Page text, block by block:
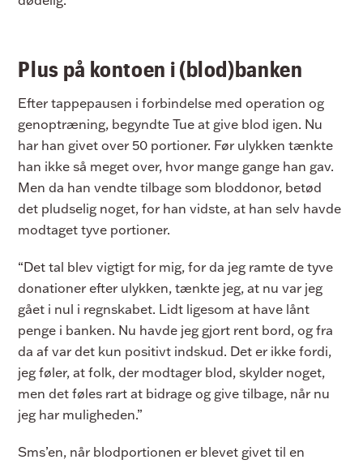
Plus på kontoen i (blod)banken
Efter tappepausen i forbindelse med operation og
genoptræning, begyndte Tue at give blod igen. Nu
har han givet over 50 portioner. Før ulykken tænkte
han ikke så meget over, hvor mange gange han gav.
Men da han vendte tilbage som bloddonor, betød
det pludselig noget, for han vidste, at han selv havde
modtaget tyve portioner.
“Det tal blev vigtigt for mig, for da jeg ramte de tyve
donationer efter ulykken, tænkte jeg, at nu var jeg
gået i nul i regnskabet. Lidt ligesom at have lånt
penge i banken. Nu havde jeg gjort rent bord, og fra
da af var det kun positivt indskud. Det er ikke fordi,
jeg føler, at folk, der modtager blod, skylder noget,
men det føles rart at bidrage og give tilbage, når nu
jeg har muligheden.”
Sms’en, når blodportionen er blevet givet til en